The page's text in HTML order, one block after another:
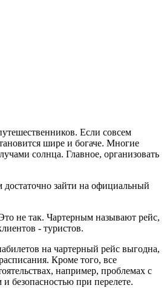
Если совсем
шире и богаче. Многие
солнца. Главное, организовать
достаточно зайти на официальный
не так. Чартерным называют рейс,
- туристов.
на чартерный рейс выгодна,
Кроме того, все
например, проблемах с
безопасностью при перелете.